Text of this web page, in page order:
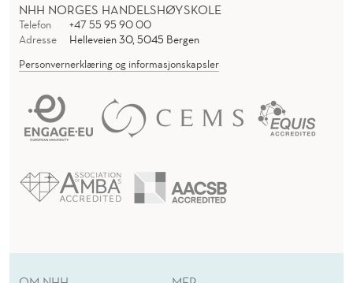
NHH NORGES HANDELSHØYSKOLE
Telefon
+47 55 95 90 00
Adresse
Helleveien 30, 5045 Bergen
Personvernerklæring og informasjonskapsler